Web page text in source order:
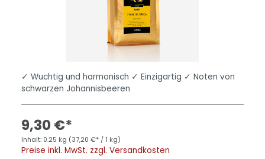
✓ Wuchtig und harmonisch ✓ Einzigartig ✓ Noten von
schwarzen Johannisbeeren
9,30 €*
Inhalt: 0.25 kg (37,20 €* / 1 kg)
Preise inkl. MwSt. zzgl. Versandkosten